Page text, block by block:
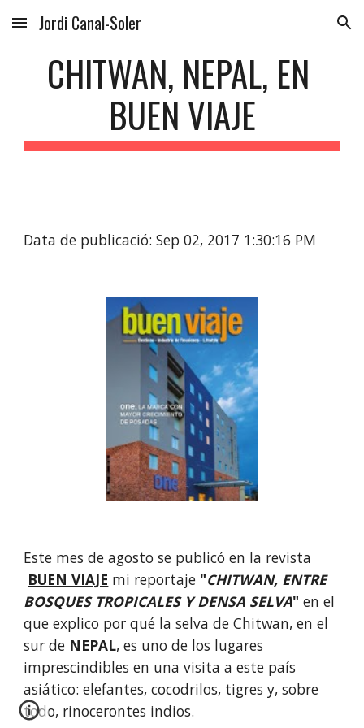
Skip to main content Skip to navigation
Jordi Canal-Soler
CHITWAN, NEPAL, EN
BUEN VIAJE
Data de publicació: Sep 02, 2017 1:30:16 PM
Este mes de agosto se publicó en la revista
BUEN VIAJE mi reportaje "CHITWAN, ENTRE
BOSQUES TROPICALES Y DENSA SELVA" en el
que explico por qué la selva de Chitwan, en el
sur de NEPAL, es uno de los lugares
imprescindibles en una visita a este país
asiático: elefantes, cocodrilos, tigres y, sobre
todo, rinocerontes indios.